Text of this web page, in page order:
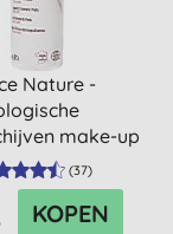
Nature -
make-up
(37)
KOPEN